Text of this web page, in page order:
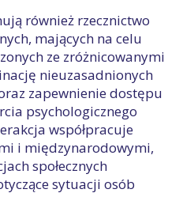
również rzecznictwo
mających na celu
ze zróżnicowanymi
nieuzasadnionych
zapewnienie dostępu
psychologicznego
współpracuje
i międzynarodowymi,
społecznych
sytuacji osób